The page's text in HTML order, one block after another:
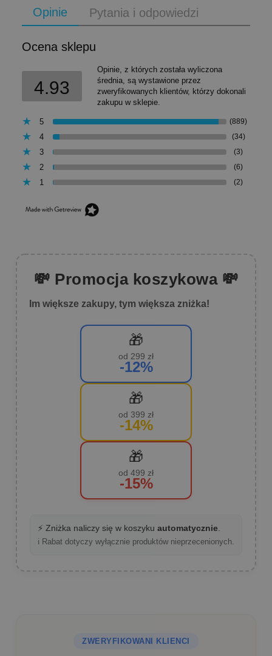
Opinie Pytania i odpowiedzi
Ocena sklepu
4.93
Opinie, z których została wyliczona
średnia, są wystawione przez
zweryfikowanych klientów, którzy dokonali
zakupu w sklepie.
5 (889)
4 (34)
3 (3)
2 (6)
1 (2)
💸 Promocja koszykowa 💸
Im większe zakupy, tym większa zniżka!
🎁
od 299 zł
-12%
🎁
od 399 zł
-14%
🎁
od 499 zł
-15%
⚡ Zniżka naliczy się w koszyku automatycznie.
ℹ️ Rabat dotyczy wyłącznie produktów nieprzecenionych.
ZWERYFIKOWANI KLIENCI